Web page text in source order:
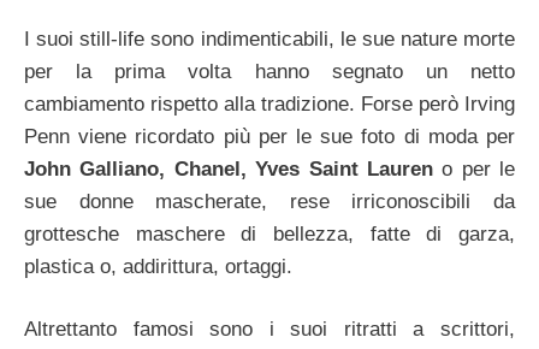
I suoi still-life sono indimenticabili, le sue nature morte
per la prima volta hanno segnato un netto
cambiamento rispetto alla tradizione. Forse però Irving
Penn viene ricordato più per le sue foto di moda per
John Galliano, Chanel, Yves Saint Laureno per le
sue donne mascherate, rese irriconoscibili da
grottesche maschere di bellezza, fatte di garza,
plastica o, addirittura, ortaggi.
Altrettanto famosi sono i suoi ritratti a scrittori,